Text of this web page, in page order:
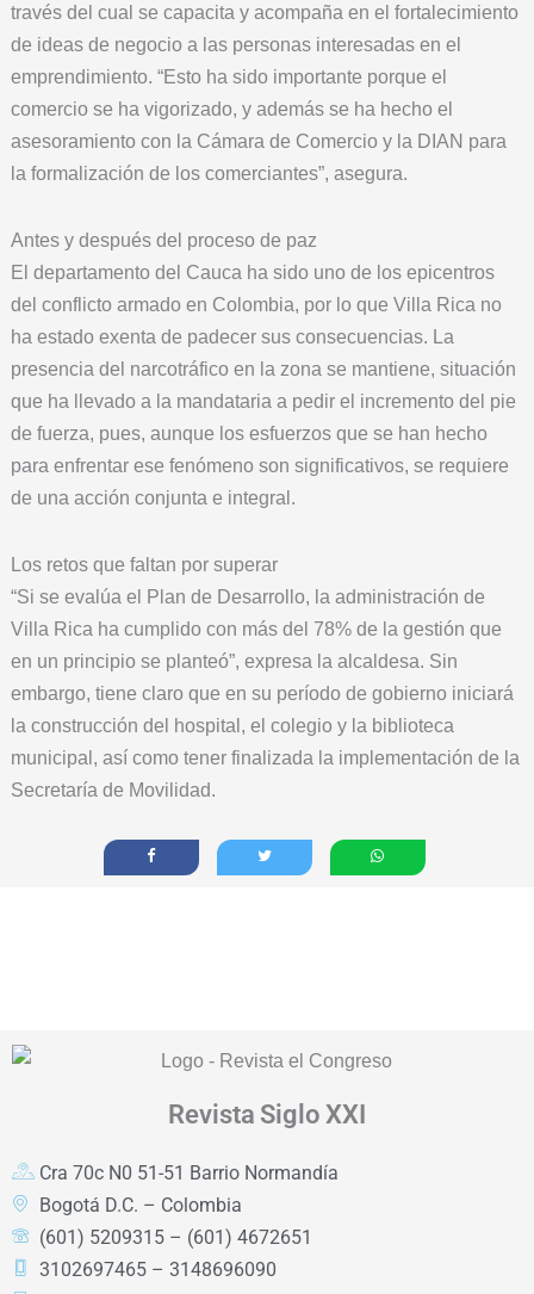
través del cual se capacita y acompaña en el fortalecimiento
de ideas de negocio a las personas interesadas en el
emprendimiento. “Esto ha sido importante porque el
comercio se ha vigorizado, y además se ha hecho el
asesoramiento con la Cámara de Comercio y la DIAN para
la formalización de los comerciantes”, asegura.
Antes y después del proceso de paz
El departamento del Cauca ha sido uno de los epicentros
del conflicto armado en Colombia, por lo que Villa Rica no
ha estado exenta de padecer sus consecuencias. La
presencia del narcotráfico en la zona se mantiene, situación
que ha llevado a la mandataria a pedir el incremento del pie
de fuerza, pues, aunque los esfuerzos que se han hecho
para enfrentar ese fenómeno son significativos, se requiere
de una acción conjunta e integral.
Los retos que faltan por superar
“Si se evalúa el Plan de Desarrollo, la administración de
Villa Rica ha cumplido con más del 78% de la gestión que
en un principio se planteó”, expresa la alcaldesa. Sin
embargo, tiene claro que en su período de gobierno iniciará
la construcción del hospital, el colegio y la biblioteca
municipal, así como tener finalizada la implementación de la
Secretaría de Movilidad.
Revista Siglo XXI
Cra 70c N0 51-51 Barrio Normandía
Bogotá D.C. – Colombia
(601) 5209315 – (601) 4672651
3102697465 – 3148696090